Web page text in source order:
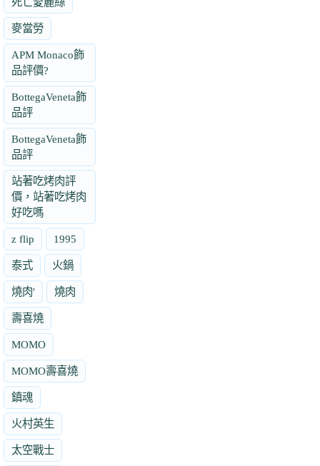
麥當勞
APM Monaco飾
品評價?
BottegaVeneta飾
品評
BottegaVeneta飾
品評
站著吃烤肉評
價，站著吃烤肉
好吃嗎
z flip 1995
泰式 火鍋
燒肉' 燒肉
壽喜燒
MOMO
MOMO壽喜燒
鎮魂
火村英生
太空戰士